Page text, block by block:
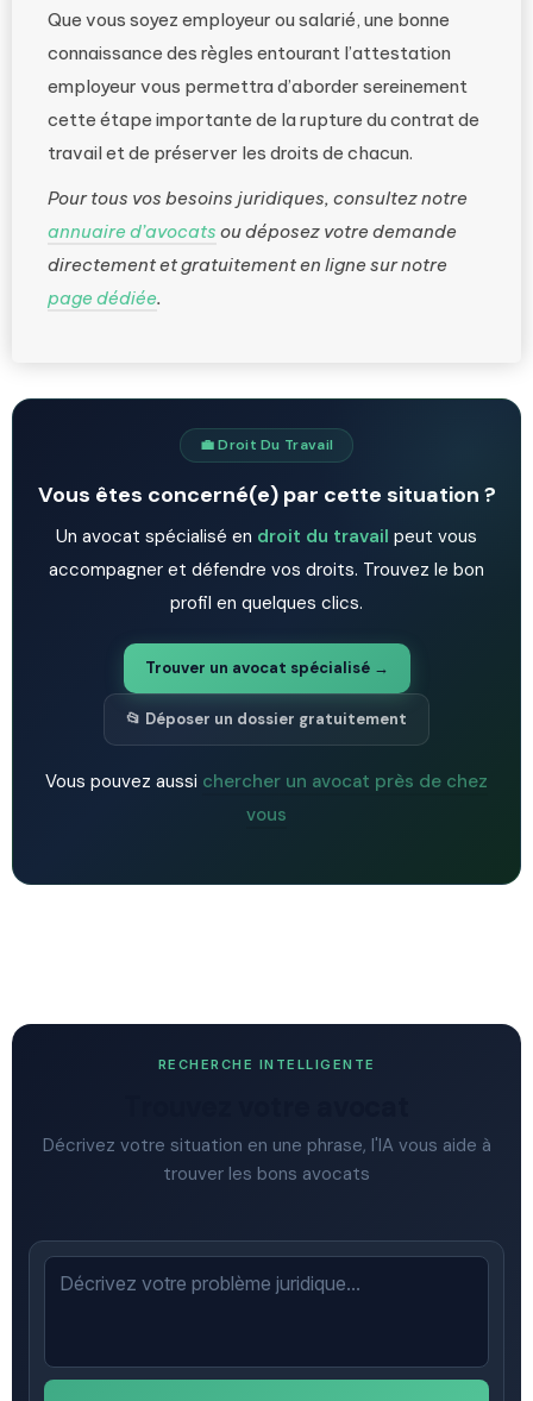
Que vous soyez employeur ou salarié, une bonne
connaissance des règles entourant l’attestation
employeur vous permettra d’aborder sereinement
cette étape importante de la rupture du contrat de
travail et de préserver les droits de chacun.
Pour tous vos besoins juridiques, consultez notre
annuaire d’avocats ou déposez votre demande
directement et gratuitement en ligne sur notre
page dédiée.
💼 Droit Du Travail
Vous êtes concerné(e) par cette situation ?
Un avocat spécialisé en droit du travail peut vous
accompagner et défendre vos droits. Trouvez le bon
profil en quelques clics.
Trouver un avocat spécialisé →
📂 Déposer un dossier gratuitement
Vous pouvez aussi chercher un avocat près de chez
vous
RECHERCHE INTELLIGENTE
Décrivez votre situation en une phrase, l'IA vous aide à
trouver les bons avocats